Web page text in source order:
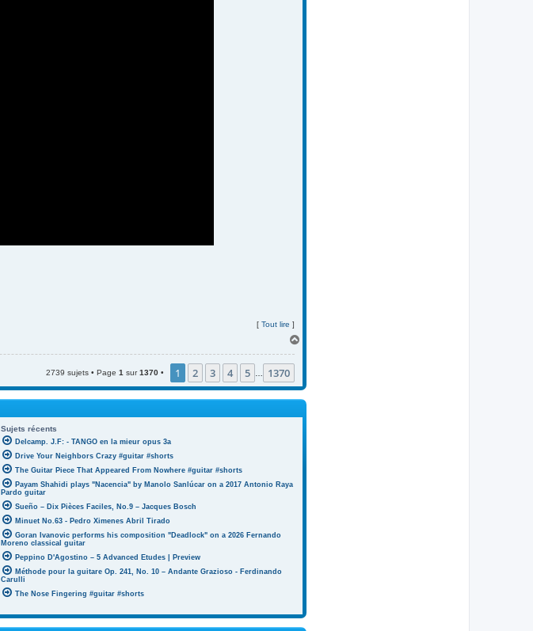
[ Tout lire ]
2739 sujets • Page 1 sur1370 • 1 2 3 4 5 1370
Sujets récents
Delcamp. J.F: - TANGO en la mieur opus 3a
Drive Your Neighbors Crazy #guitar #shorts
The Guitar Piece That Appeared From Nowhere #guitar #shorts
Payam Shahidi plays "Nacencia" by Manolo Sanlúcar on a 2017 Antonio Raya
Pardo guitar
Sueño – Dix Pièces Faciles, No.9 – Jacques Bosch
Minuet No.63 - Pedro Ximenes Abril Tirado
Goran Ivanovic performs his composition "Deadlock" on a 2026 Fernando
Moreno classical guitar
Peppino D'Agostino – 5 Advanced Etudes | Preview
Méthode pour la guitare Op. 241, No. 10 – Andante Grazioso - Ferdinando
Carulli
The Nose Fingering #guitar #shorts